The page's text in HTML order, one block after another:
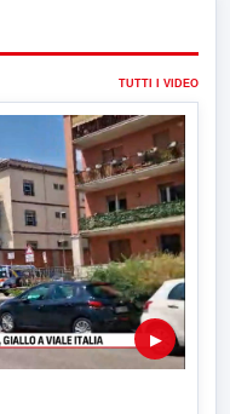
TUTTI I VIDEO
▶